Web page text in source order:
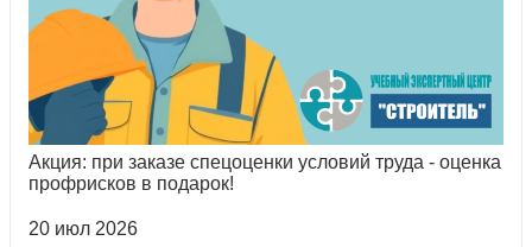
Акция: при заказе спецоценки условий труда - оценка
профрисков в подарок!
20 июл 2026